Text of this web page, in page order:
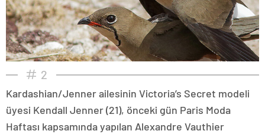
2
Kardashian/Jenner ailesinin Victoria’s Secret modeli
üyesi Kendall Jenner (21), önceki gün Paris Moda
Haftası kapsamında yapılan Alexandre Vauthier